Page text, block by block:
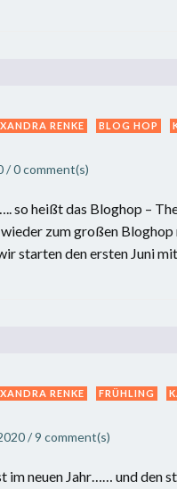
RENKE BLOG HOP
/0comment(s)
so heißt das Bloghop –
zum großen
starten den ersten Juni
RENKE FRÜHLING
/9 comment(s)
im neuen Jahr…… und den